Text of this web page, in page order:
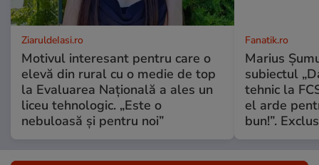
ZiaruldeIasi.ro
Motivul interesant pentru care o
elevă din rural cu o medie de top
la Evaluarea Națională a ales un
liceu tehnologic. „Este o
nebuloasă și pentru noi”
Fanatik.ro
Marius
subiectul
tehnic la
el arde
bun!”.